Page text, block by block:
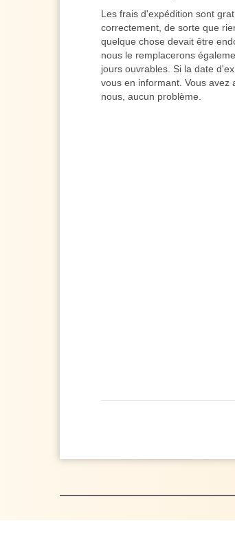
Les frais d'expédition sont
correctement, de sorte que
quelque chose devait être
nous le remplacerons
jours ouvrables. Si la date
vous en informant. Vous avez
nous, aucun problème.